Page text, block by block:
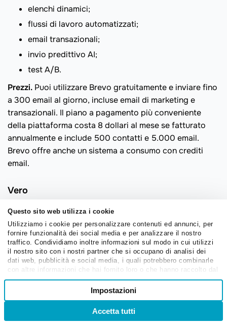
Questo sito web utilizza i cookie
Utilizziamo i cookie per personalizzare contenuti ed annunci, per
fornire funzionalità dei social media e per analizzare il nostro
traffico. Condividiamo inoltre informazioni sul modo in cui utilizzi
il nostro sito con i nostri partner che si occupano di analisi dei
dati web, pubblicità e social media, i quali potrebbero combinarle
con altre informazioni che hai fornito loro o che hanno raccolto dal
tuo utilizzo dei loro servizi.
Selezione
consenso
Preferenze
Impostazioni
Accetta tutti
elenchi dinamici;
flussi di lavoro automatizzati;
email transazionali;
invio predittivo AI;
test A/B.
Prezzi. Puoi utilizzare Brevo gratuitamente e inviare fino
a 300 email al giorno, incluse email di marketing e
transazionali. Il piano a pagamento più conveniente
della piattaforma costa 8 dollari al mese se fatturato
annualmente e include 500 contatti e 5.000 email.
Brevo offre anche un sistema a consumo con crediti
email.
Vero
Veroè un’altra alternativa a Moosend specializzata
nell’email marketing comportamentale. Consente alle
aziende di inviare email personalizzate e notifiche push
in base alle azioni e interazioni dell’utente. Con Vero
puoi rivolgerti agli utenti a rischio di abbandono, creare
progettazione di contenuti, tra cui un editor e modelli